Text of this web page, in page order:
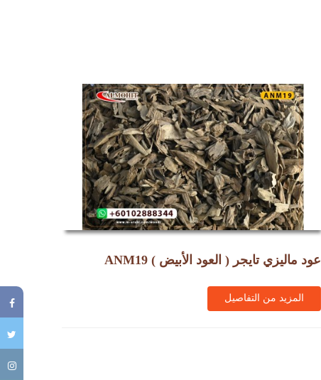
عود ماليزي تايجر ( العود الأبيض ) ANM19
المزيد من التفاصيل